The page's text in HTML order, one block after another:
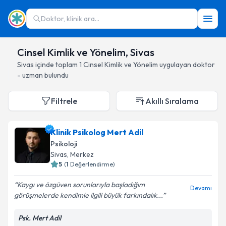
Doktor, klinik ara...
Cinsel Kimlik ve Yönelim, Sivas
Sivas içinde toplam 1 Cinsel Kimlik ve Yönelim uygulayan doktor
- uzman bulundu
Filtrele Akıllı Sıralama
Klinik Psikolog Mert Adil
Psikoloji
Sivas, Merkez
5 (1 Değerlendirme)
Kaygı ve özgüven sorunlarıyla başladığım
görüşmelerde kendimle ilgili büyük farkındalık...
Devamı
Psk. Mert Adil